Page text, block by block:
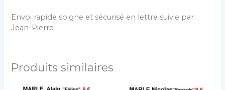
Envoi rapide soigne et sécurisé en lettre suivie par
Jean-Pierre
Produits similaires